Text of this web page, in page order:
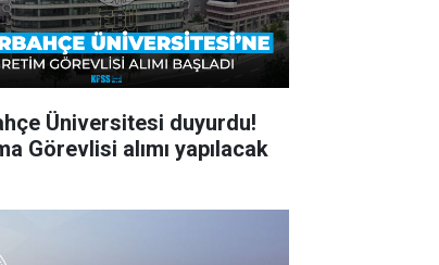
Üniversitesi duyurdu!
Görevlisi alımı yapılacak